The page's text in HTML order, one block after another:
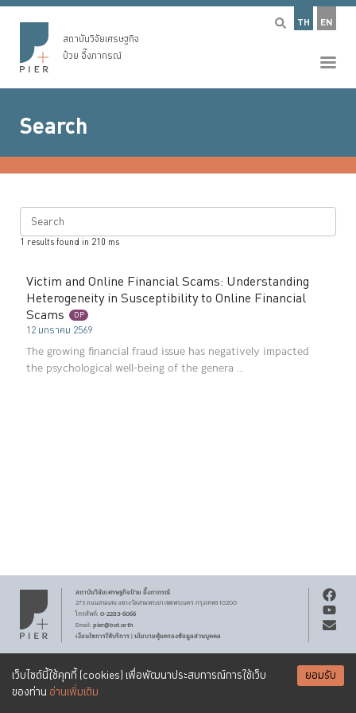
เว็บไซต์นี้ใช้คุกกี้ (cookies) เพื่อพัฒนาประสบการณ์การใช้เว็บ
ของท่าน อ่านเพิ่มเติม
ยอมรับ
TH EN
สถาบันวิจัยเศรษฐกิจ
ป๋วย อึ๊งภากรณ์
Search
Search
1 results found in 210 ms
Victim and Online Financial Scams: Understanding
Heterogeneity in Susceptibility to Online Financial
Scams
DP
12 มกราคม 2569
The growing financial fraud issue has negatively impacted
the psychological well-being of the genera ...
สถาบันวิจัยเศรษฐกิจป๋วย อึ๊งภากรณ์
273 ถนนสามเสนแขวงวัดสามพระยาเขตพระนครกรุงเทพฯ 10200
โทรศัพท์: 0-2283-6066
Email: pier@bot.or.th
เงื่อนไขการให้บริการ|นโยบายคุ้มครองข้อมูลส่วนบุคคล
เอกสารเผยแพร่ทุกชิ้นสงวนสิทธิ์ภายใต้สัญญาอนุญาตCreative Commons
Attribution-NonCommercial-ShareAlike 3.0 Unported license SUBSCRIBE